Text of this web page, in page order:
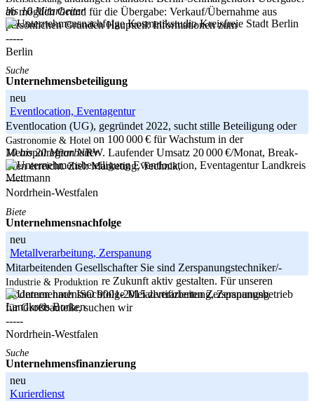
ab möglich Grund für die Übergabe: Verkauf/Übernahme aus
persönlichen Gründen Hauptteil: Informationen zum
-----
Berlin
bis 10 Mitarbeiter
Kreisfreie Stadt Berlin
Suche
Unternehmensbeteiligung
neu
Eventlocation, Eventagentur
Eventlocation (UG), gegründet 2022, sucht stille Beteiligung oder
Darlehen in Höhe von 100 000 € für Wachstum in der
Metropolregion NRW. Laufender Umsatz 20 000 €/Monat, Break-
even erreicht. Ziel: Marketing, Technik,
-----
Nordrhein-Westfalen
Gastronomie & Hotel
10 bis 20 Mitarbeiter
Landkreis
Mettmann
Biete
Unternehmensnachfolge
neu
Metallverarbeitung, Zerspanung
Mitarbeitenden Gesellschafter Sie sind Zerspanungstechniker/-
meister und wollen Ihre Zukunft aktiv gestalten. Für unseren
modernen nach ISO 9001-2015 zertifizierten Zerspanungsbetrieb
für Großbauteile, suchen wir
-----
Nordrhein-Westfalen
Industrie & Produktion
Landkreis Borken
Suche
Unternehmensfinanzierung
neu
Kurierdienst